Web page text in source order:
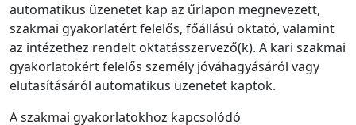
automatikus üzenetet kap az űrlapon megnevezett,
szakmai gyakorlatért felelős, főállású oktató, valamint
az intézethez rendelt oktatásszervező(k). A kari szakmai
gyakorlatokért felelős személy jóváhagyásáról vagy
elutasításáról automatikus üzenetet kaptok.
A szakmai gyakorlatokhoz kapcsolódó